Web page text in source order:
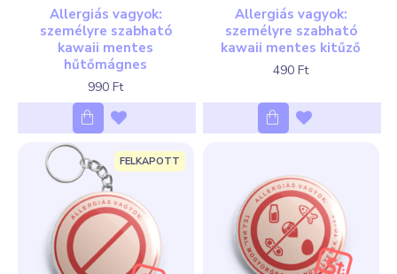
Allergiás vagyok:
személyre szabható
kawaii mentes
hűtőmágnes
990 Ft
Allergiás vagyok:
személyre szabható
kawaii mentes kitűző
490 Ft
FELKAPOTT